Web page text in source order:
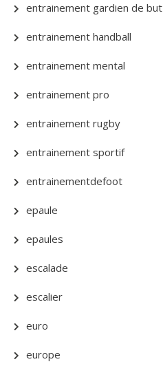
entrainement gardien de but
entrainement handball
entrainement mental
entrainement pro
entrainement rugby
entrainement sportif
entrainementdefoot
epaule
epaules
escalade
escalier
euro
europe